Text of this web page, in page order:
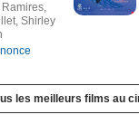
Shirley
les meilleurs films au